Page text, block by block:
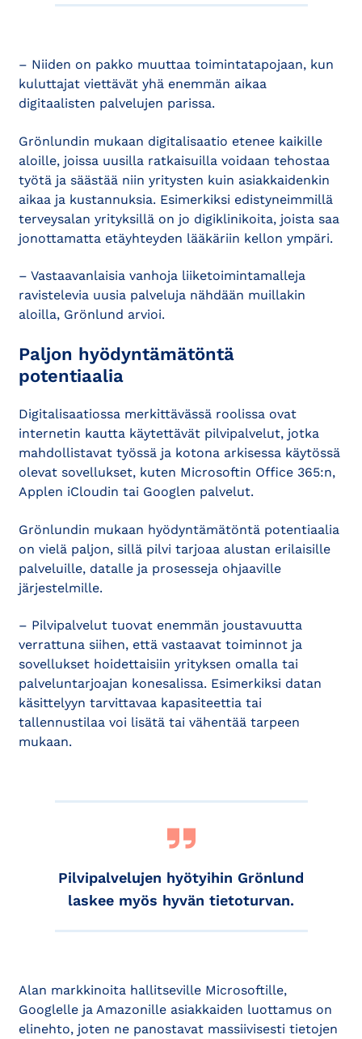
– Niiden on pakko muuttaa toimintatapojaan, kun
kuluttajat viettävät yhä enemmän aikaa
digitaalisten palvelujen parissa.
Grönlundin mukaan digitalisaatio etenee kaikille
aloille, joissa uusilla ratkaisuilla voidaan tehostaa
työtä ja säästää niin yritysten kuin asiakkaidenkin
aikaa ja kustannuksia. Esimerkiksi edistyneimmillä
terveysalan yrityksillä on jo digiklinikoita, joista saa
jonottamatta etäyhteyden lääkäriin kellon ympäri.
– Vastaavanlaisia vanhoja liiketoimintamalleja
ravistelevia uusia palveluja nähdään muillakin
aloilla, Grönlund arvioi.
Paljon hyödyntämätöntä
potentiaalia
Digitalisaatiossa merkittävässä roolissa ovat
internetin kautta käytettävät pilvipalvelut, jotka
mahdollistavat työssä ja kotona arkisessa käytössä
olevat sovellukset, kuten Microsoftin Office 365:n,
Applen iCloudin tai Googlen palvelut.
Grönlundin mukaan hyödyntämätöntä potentiaalia
on vielä paljon, sillä pilvi tarjoaa alustan erilaisille
palveluille, datalle ja prosesseja ohjaaville
järjestelmille.
– Pilvipalvelut tuovat enemmän joustavuutta
verrattuna siihen, että vastaavat toiminnot ja
sovellukset hoidettaisiin yrityksen omalla tai
palveluntarjoajan konesalissa. Esimerkiksi datan
käsittelyyn tarvittavaa kapasiteettia tai
tallennustilaa voi lisätä tai vähentää tarpeen
mukaan.
Pilvipalvelujen hyötyihin Grönlund
laskee myös hyvän tietoturvan.
Alan markkinoita hallitseville Microsoftille,
Googlelle ja Amazonille asiakkaiden luottamus on
elinehto, joten ne panostavat massiivisesti tietojen